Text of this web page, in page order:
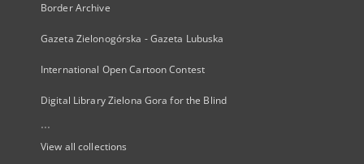
Border Archive
Gazeta Zielonogórska - Gazeta Lubuska
International Open Cartoon Contest
Digital Library Zielona Gora for the Blind
...
View all collections